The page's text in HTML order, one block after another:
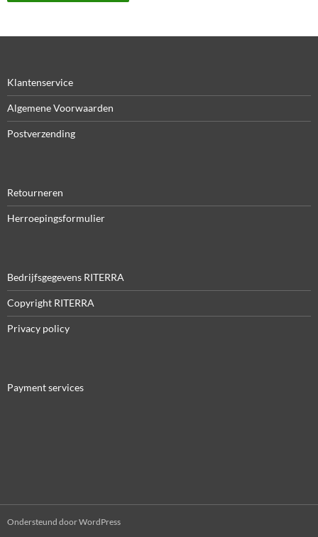
Klantenservice
Algemene Voorwaarden
Postverzending
Retourneren
Herroepingsformulier
Bedrijfsgegevens RITERRA
Copyright RITERRA
Privacy policy
Payment services
Ondersteund door WordPress